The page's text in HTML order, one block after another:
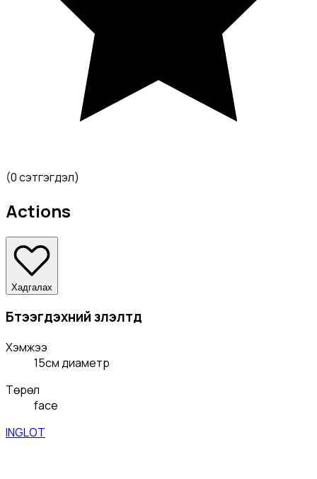
(0 сэтгэгдэл)
Actions
Хадгалах
Бүтээгдэхүүний үзүүлэлтүүд
Хэмжээ
15см диаметр
Төрөл
face
INGLOT